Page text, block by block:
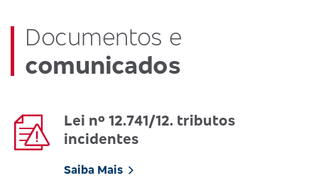
Documentos e
comunicados
Lei nº 12.741/12. tributos
incidentes
Saiba Mais